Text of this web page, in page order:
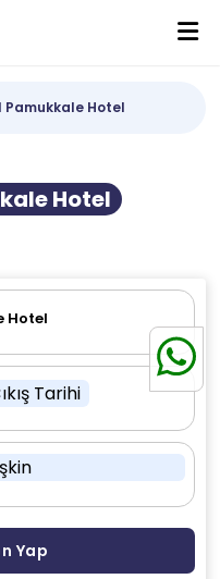
Pamukkale Hotel
Hotel
Tarihi
Yap